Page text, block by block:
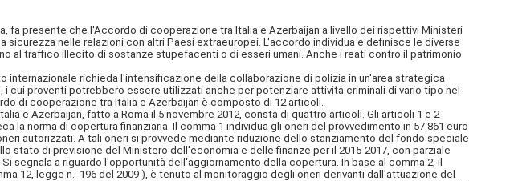
fa presente che l'Accordo di cooperazione tra Italia e Azerbaijan a livello dei rispettivi Ministeri
nelle relazioni con altri Paesi extraeuropei. L'accordo individua e definisce le diverse
al traffico illecito di sostanze stupefacenti o di esseri umani. Anche i reati contro il patrimonio
richieda l'intensificazione della collaborazione di polizia in un'area strategica
cui proventi potrebbero essere utilizzati anche per potenziare attività criminali di vario tipo nel
di cooperazione tra Italia e Azerbaijan è composto di 12 articoli.
e Azerbaijan, fatto a Roma il 5 novembre 2012, consta di quattro articoli. Gli articoli 1 e 2
norma di copertura finanziaria. Il comma 1 individua gli oneri del provvedimento in 57.861 euro
autorizzati. A tali oneri si provvede mediante riduzione dello stanziamento del fondo speciale
stato di previsione del Ministero dell'economia e delle finanze per il 2015-2017, con parziale
a riguardo l'opportunità dell'aggiornamento della copertura. In base al comma 2, il
12, legge n. 196 del 2009 ), è tenuto al monitoraggio degli oneri derivanti dall'attuazione del